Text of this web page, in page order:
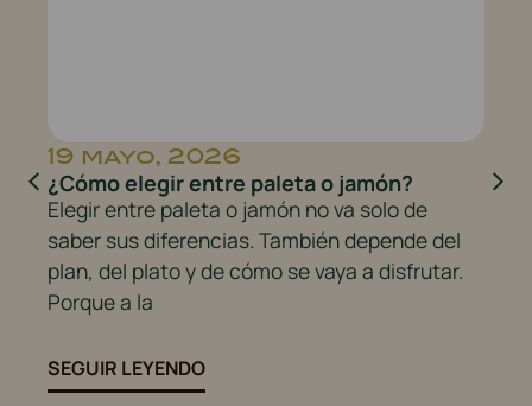
19 mayo, 2026
¿Cómo elegir entre paleta o jamón?
Elegir entre paleta o jamón no va solo de
saber sus diferencias. También depende del
plan, del plato y de cómo se vaya a disfrutar.
Porque a la
SEGUIR LEYENDO